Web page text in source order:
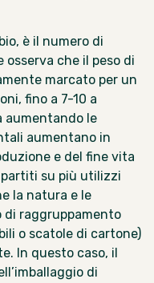
è il numero di
che il peso di
marcato per un
fino a 7-10 a
aumentando le
aumentano in
e del fine vita
su più utilizzi
la natura e le
di raggruppamento
o scatole di cartone)
In questo caso, il
di